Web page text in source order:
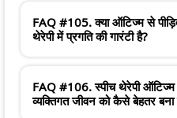
FAQ #105. क्या ऑटिज्म से
थेरेपी में प्रगति की गारंटी है?
FAQ #106. स्पीच थेरेपी ऑटिज्म
व्यक्तिगत जीवन को कैसे बेहतर